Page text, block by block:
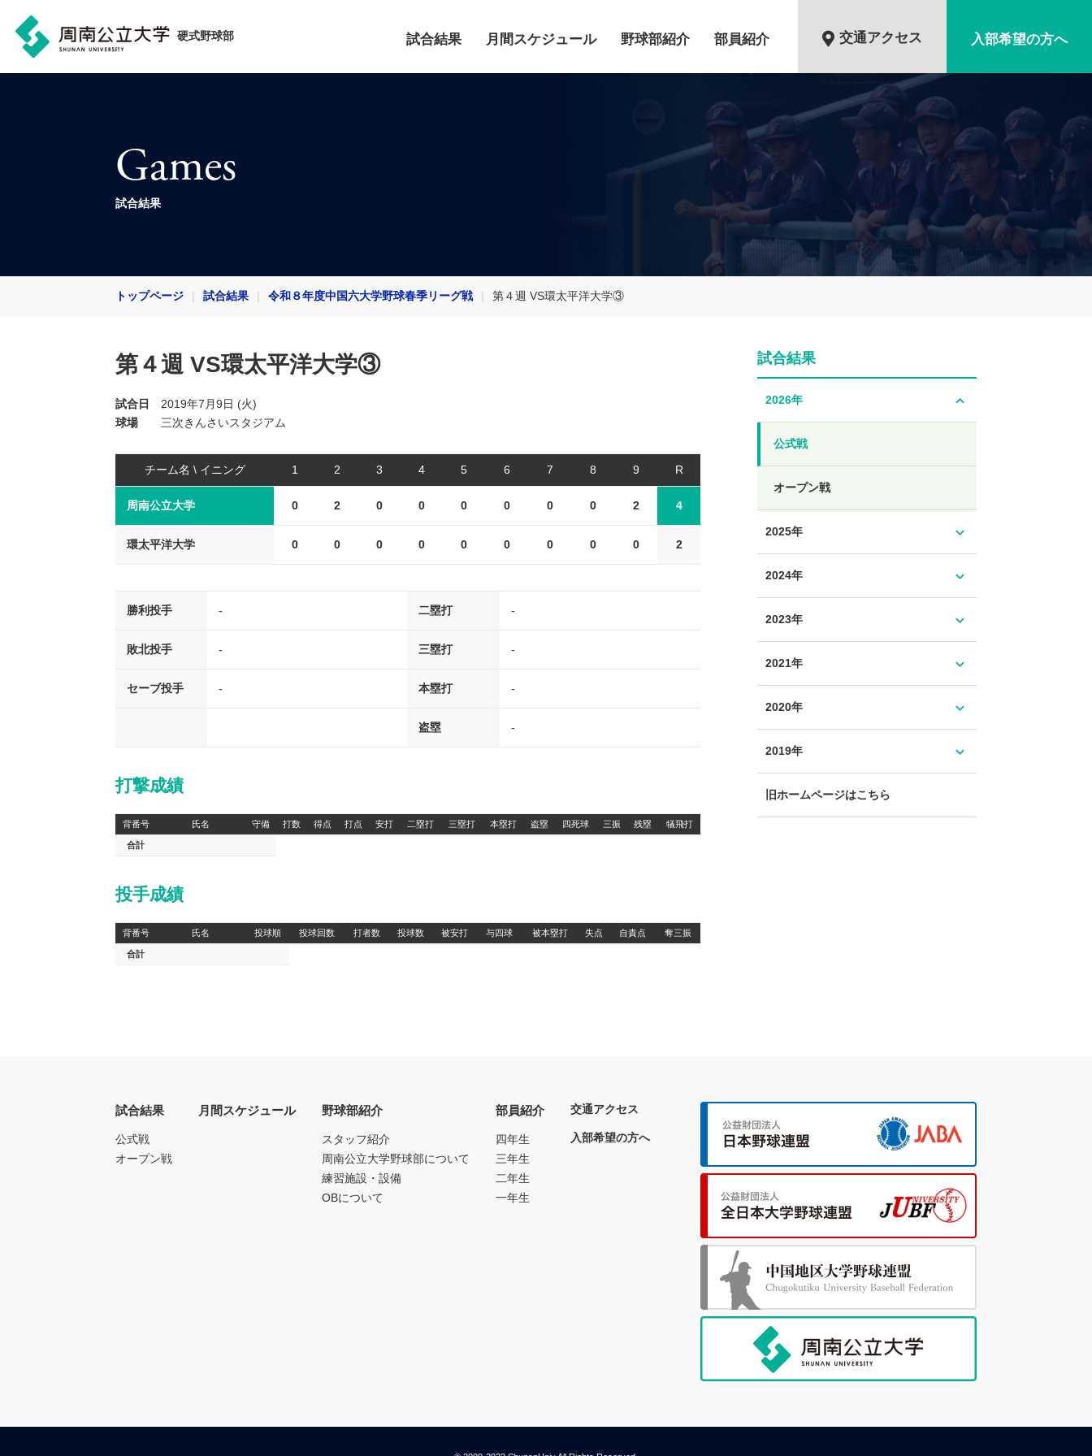
硬式野球部 試合結果 月間スケジュール 野球部紹介 部員紹介 交通アクセス 入部希望の方へ
Games
試合結果
トップページ 試合結果 令和８年度中国六大学野球春季リーグ戦 第４週 VS環太平洋大学③
第４週 VS環太平洋大学③
試合日
2019年7月9日 (火)
球場
三次きんさいスタジアム
チーム名 \ イニング 1 2 3 4 5 6 7 8 9 R
周南公立大学 0 2 0 0 0 0 0 0 2 4
環太平洋大学 0 0 0 0 0 0 0 0 0 2
勝利投手 - 二塁打 -
敗北投手 - 三塁打 -
セーブ投手 - 本塁打 -
盗塁 -
打撃成績
背番号 氏名 守備 打数 得点 打点 安打 二塁打 三塁打 本塁打 盗塁 四死球 三振 残塁 犠飛打
合計
投手成績
背番号 氏名 投球順 投球回数 打者数 投球数 被安打 与四球 被本塁打 失点 自責点 奪三振
合計
試合結果
2026年 expand_less
公式戦
オープン戦
2025年 expand_more
2024年 expand_more
2023年 expand_more
2021年 expand_more
2020年 expand_more
2019年 expand_more
旧ホームページはこちら
試合結果
公式戦
オープン戦
月間スケジュール 野球部紹介
スタッフ紹介
周南公立大学野球部について
練習施設・設備
OBについて
部員紹介
四年生
三年生
二年生
一年生
交通アクセス
入部希望の方へ